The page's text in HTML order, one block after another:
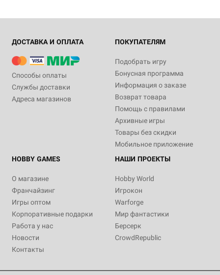
ДОСТАВКА И ОПЛАТА
Способы оплаты
Службы доставки
Адреса магазинов
ПОКУПАТЕЛЯМ
Подобрать игру
Бонусная программа
Информация о заказе
Возврат товара
Помощь с правилами
Архивные игры
Товары без скидки
Мобильное приложение
HOBBY GAMES
О магазине
Франчайзинг
Игры оптом
Корпоративные подарки
Работа у нас
Новости
Контакты
НАШИ ПРОЕКТЫ
Hobby World
Игрокон
Warforge
Мир фантастики
Берсерк
CrowdRepublic